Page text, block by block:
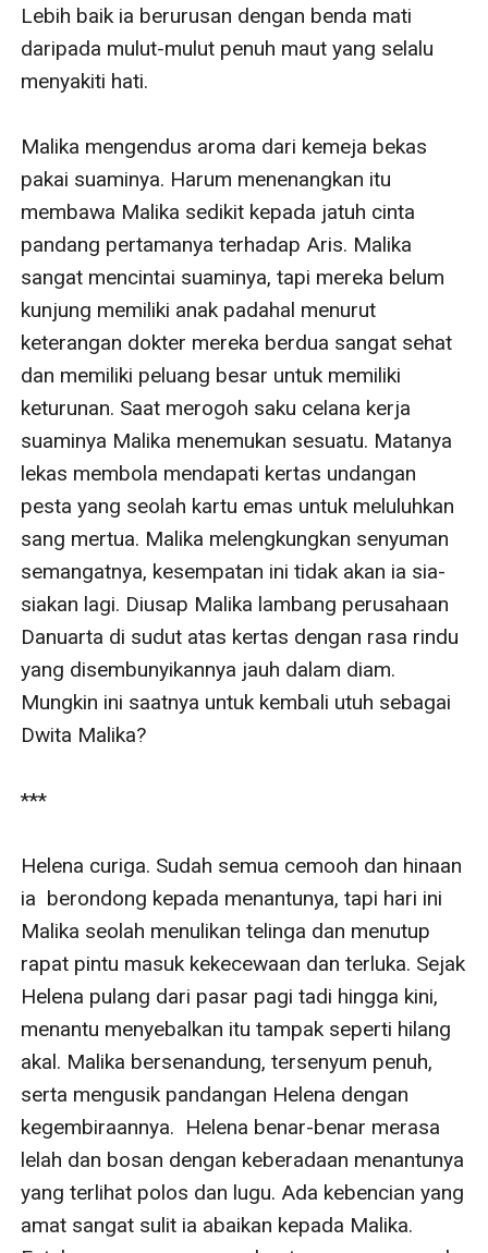
Lebih baik ia berurusan dengan benda mati
daripada mulut-mulut penuh maut yang selalu
menyakiti hati.
Malika mengendus aroma dari kemeja bekas
pakai suaminya. Harum menenangkan itu
membawa Malika sedikit kepada jatuh cinta
pandang pertamanya terhadap Aris. Malika
sangat mencintai suaminya, tapi mereka belum
kunjung memiliki anak padahal menurut
keterangan dokter mereka berdua sangat sehat
dan memiliki peluang besar untuk memiliki
keturunan. Saat merogoh saku celana kerja
suaminya Malika menemukan sesuatu. Matanya
lekas membola mendapati kertas undangan
pesta yang seolah kartu emas untuk meluluhkan
sang mertua. Malika melengkungkan senyuman
semangatnya, kesempatan ini tidak akan ia sia-
siakan lagi. Diusap Malika lambang perusahaan
Danuarta di sudut atas kertas dengan rasa rindu
yang disembunyikannya jauh dalam diam.
Mungkin ini saatnya untuk kembali utuh sebagai
Dwita Malika?
***
Helena curiga. Sudah semua cemooh dan hinaan
ia  berondong kepada menantunya, tapi hari ini
Malika seolah menulikan telinga dan menutup
rapat pintu masuk kekecewaan dan terluka. Sejak
Helena pulang dari pasar pagi tadi hingga kini,
menantu menyebalkan itu tampak seperti hilang
akal. Malika bersenandung, tersenyum penuh,
serta mengusik pandangan Helena dengan
kegembiraannya.  Helena benar-benar merasa
lelah dan bosan dengan keberadaan menantunya
yang terlihat polos dan lugu. Ada kebencian yang
amat sangat sulit ia abaikan kepada Malika.